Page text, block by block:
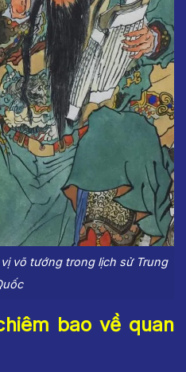
võ tướng trong lịch sử Trung
bao về quan